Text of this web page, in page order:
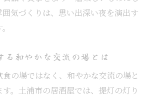
気づくりは、思い出深い夜を演出す
る和やかな交流の場とは
の場ではなく、和やかな交流の場と
す。土浦市の居酒屋では、提灯の灯り